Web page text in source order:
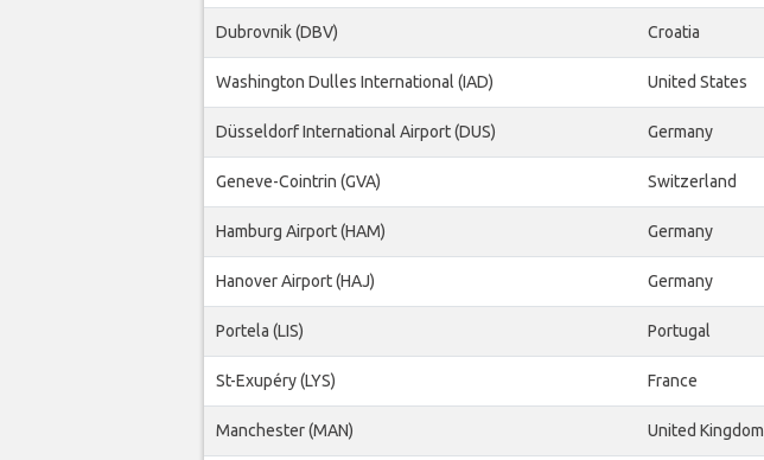
Dubrovnik (DBV) Croatia
Washington Dulles International (IAD) United States
Düsseldorf International Airport (DUS) Germany
Geneve-Cointrin (GVA) Switzerland
Hamburg Airport (HAM) Germany
Hanover Airport (HAJ) Germany
Portela (LIS) Portugal
St-Exupéry (LYS) France
Manchester (MAN) United Kingdom